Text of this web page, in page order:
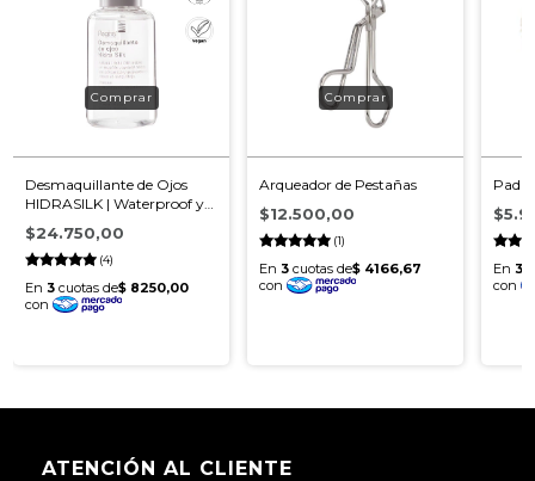
Desmaquillante de Ojos
HIDRASILK | Waterproof y
Suave
(4)
$24.750,00
Arqueador de Pestañas
(1)
$12.500,00
Pad
ATENCIÓN AL CLIENTE